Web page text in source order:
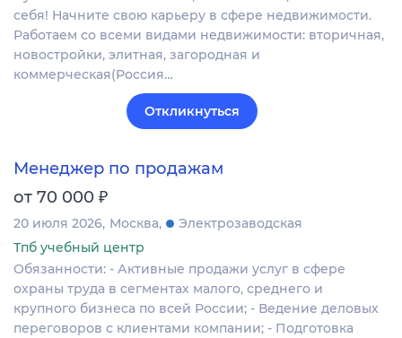
себя! Начните свою карьеру в сфере недвижимости.
Работаем со всеми видами недвижимости: вторичная,
новостройки, элитная, загородная и
коммерческая(Россия…
Откликнуться
Менеджер по продажам
от 70 000 ₽
20 июля 2026 Москва
Электрозаводская
Тпб учебный центр
Обязанности: - Активные продажи услуг в сфере
охраны труда в сегментах малого, среднего и
крупного бизнеса по всей России; - Ведение деловых
переговоров с клиентами компании; - Подготовка